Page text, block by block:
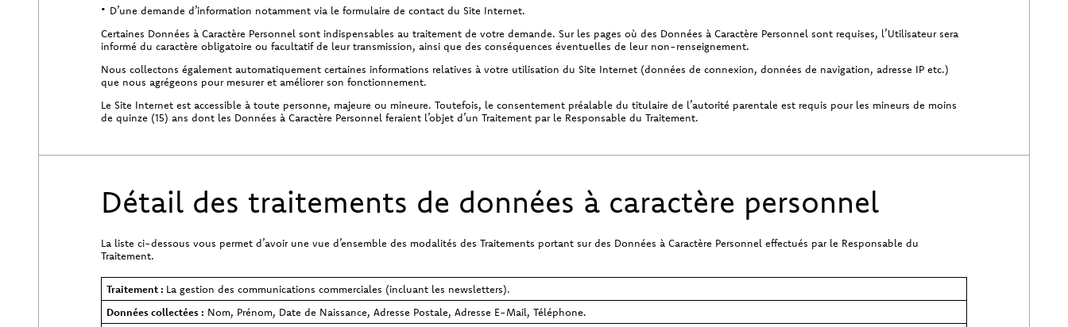
D’une demande d’information notamment via le formulaire de contact du Site Internet.
Certaines Données à Caractère Personnel sont indispensables au traitement de votre demande. Sur les pages où des Données à Caractère Personnel sont requises, l’Utilisateur sera
informé du caractère obligatoire ou facultatif de leur transmission, ainsi que des conséquences éventuelles de leur non-renseignement.
Nous collectons également automatiquement certaines informations relatives à votre utilisation du Site Internet (données de connexion, données de navigation, adresse IP etc.)
que nous agrégeons pour mesurer et améliorer son fonctionnement.
Le Site Internet est accessible à toute personne, majeure ou mineure. Toutefois, le consentement préalable du titulaire de l’autorité parentale est requis pour les mineurs de moins
de quinze (15) ans dont les Données à Caractère Personnel feraient l’objet d’un Traitement par le Responsable du Traitement.
Détail des traitements de données à caractère personnel
La liste ci-dessous vous permet d’avoir une vue d’ensemble des modalités des Traitements portant sur des Données à Caractère Personnel effectués par le Responsable du
Traitement.
Traitement : La gestion des communications commerciales (incluant les newsletters).
Données collectées : Nom, Prénom, Date de Naissance, Adresse Postale, Adresse E-Mail, Téléphone.